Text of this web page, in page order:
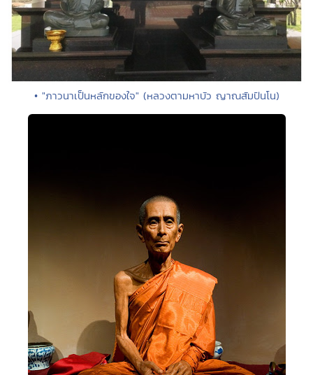
• "ภาวนาเป็นหลักของใจ" (หลวงตามหาบัว ญาณสัมปันโน)